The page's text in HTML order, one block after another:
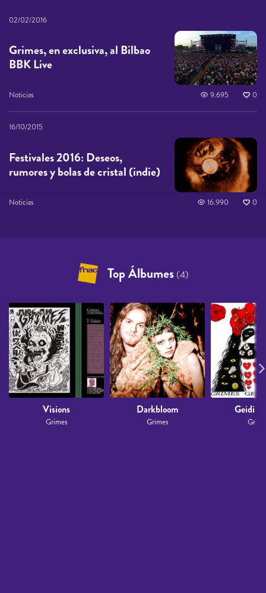
02/02/2016
Grimes, en exclusiva, al Bilbao
BBK Live
Noticias 9.695 0
16/10/2015
Festivales 2016: Deseos,
rumores y bolas de cristal (indie)
Noticias 16.990 0
Top Álbumes (4)
Visions
Grimes
Darkbloom
Grimes
Geidi